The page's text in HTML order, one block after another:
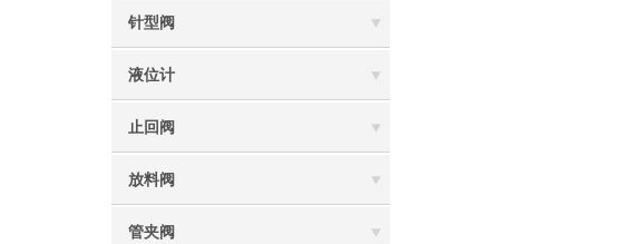
针型阀
液位计
止回阀
放料阀
管夹阀